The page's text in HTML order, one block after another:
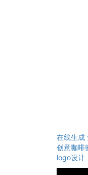
在线生成
创意咖啡
logo设计